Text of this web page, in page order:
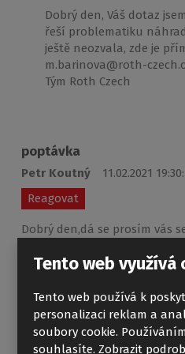
Dobrý den, Váš dotaz
řeší problematiku
ještě neozvala, zde je
m.barinova@roth-
Tým Roth Czech
poptávka
Petr Koutný
11.02.2021
Reagovat
Dobrý den,dá se prosím vás
DVEŘE DO NIKY PXDO1N/
Pant pro PXDO1N
Tento web využívá
Tento web používá k
personalizaci reklam a
soubory cookie.
souhlasíte.Zobrazit